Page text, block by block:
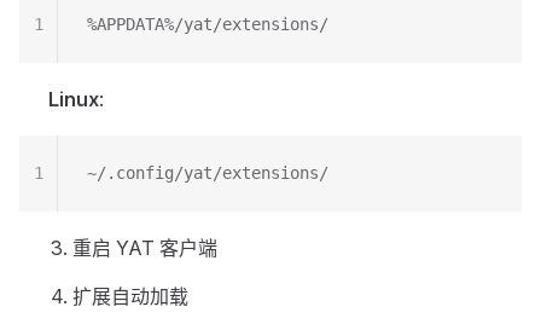
%APPDATA%/yat/extensions/
1
Linux:
~/.config/yat/extensions/
1
重启 YAT 客户端
扩展自动加载